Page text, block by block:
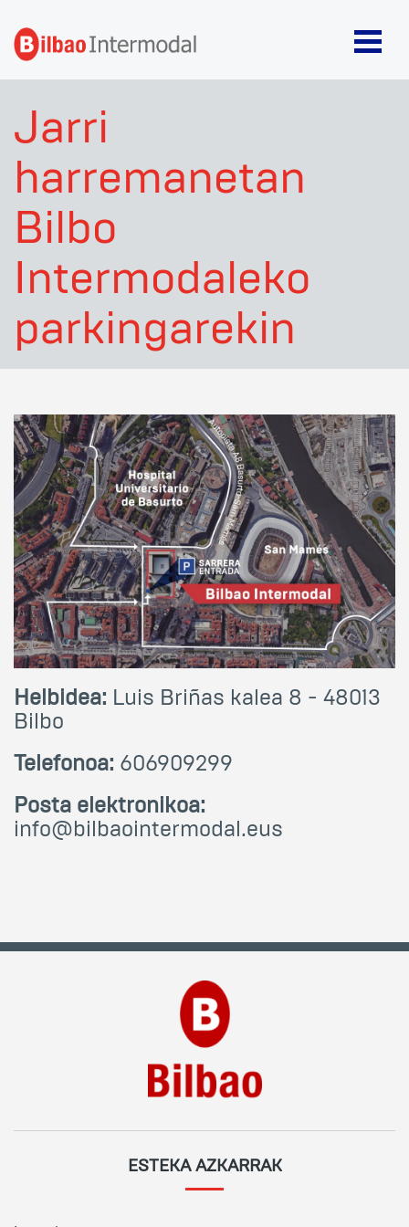
Jarri
harremanetan
Bilbo
Intermodaleko
parkingarekin
Helbidea: Luis Briñas kalea 8 - 48013
Bilbo
Telefonoa: 606909299
Posta elektronikoa:
info@bilbaointermodal.eus
ESTEKA AZKARRAK